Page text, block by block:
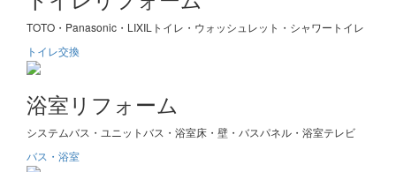
TOTO・Panasonic・LIXILトイレ・ウォッシュレット・シャワートイレ
トイレ交換
浴室リフォーム
システムバス・ユニットバス・浴室床・壁・バスパネル・浴室テレビ
バス・浴室